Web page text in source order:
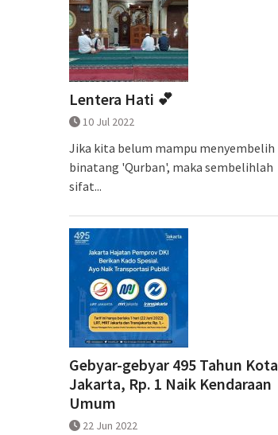
Lentera Hati 💕
10 Jul 2022
Jika kita belum mampu menyembelih
binatang 'Qurban', maka sembelihlah
sifat...
Gebyar-gebyar 495 Tahun Kota
Jakarta, Rp. 1 Naik Kendaraan
Umum
22 Jun 2022